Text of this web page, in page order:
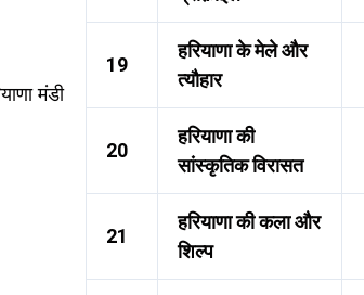
मंडी
19
हरियाणा के मेले और
त्यौहार
20
हरियाणा की
सांस्कृतिक विरासत
21
हरियाणा की कला और
शिल्प